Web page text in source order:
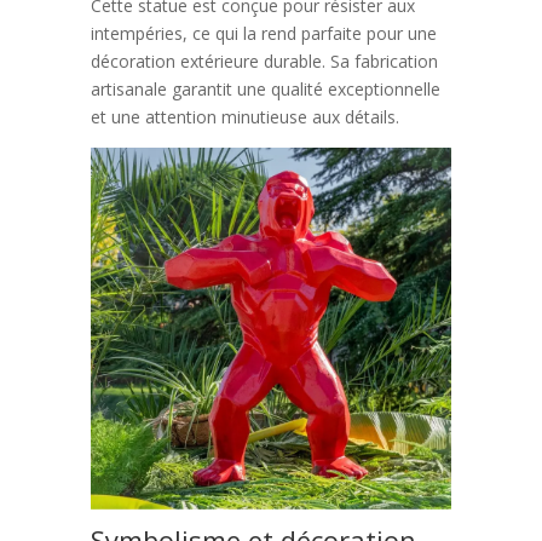
Cette statue est conçue pour résister aux
intempéries, ce qui la rend parfaite pour une
décoration extérieure durable. Sa fabrication
artisanale garantit une qualité exceptionnelle
et une attention minutieuse aux détails.